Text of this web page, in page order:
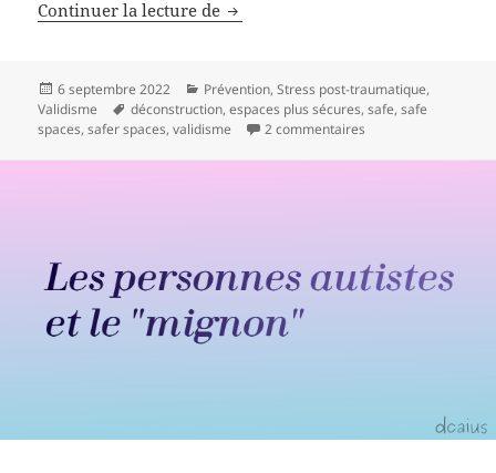
Continuer la lecture de Qu’est-ce qui est “safe” ?
Publié
le
6 septembre 2022 Catégories
Prévention,Stress post-traumatique,
Validisme
Mots-
clés
déconstruction,espaces plus sécures,safe,safe
spaces,safer spaces,validisme 2 commentaires